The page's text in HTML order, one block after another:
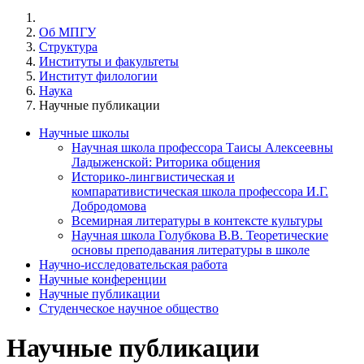
Об МПГУ
Структура
Институты и факультеты
Институт филологии
Наука
Научные публикации
Научные школы
Научная школа профессора Таисы Алексеевны
Ладыженской: Риторика общения
Историко-лингвистическая и
компаративистическая школа профессора И.Г.
Добродомова
Всемирная литературы в контексте культуры
Научная школа Голубкова В.В. Теоретические
основы преподавания литературы в школе
Научно-исследовательская работа
Научные конференции
Научные публикации
Студенческое научное общество
Научные публикации